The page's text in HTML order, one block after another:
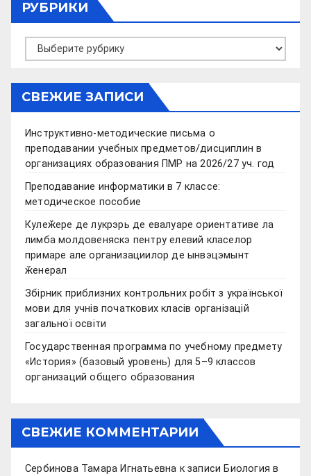
РУБРИКИ
Рубрики
СВЕЖИЕ ЗАПИСИ
Инструктивно-методические письма о
преподавании учебных предметов/дисциплин в
организациях образования ПМР на 2026/27 уч. год
Преподавание информатики в 7 классе:
методическое пособие
Кулеӂере де лукрэрь де евалуаре ориентативе ла
лимба молдовеняскэ пентру елевий класелор
примаре але организациилор де ынвэцэмынт
ӂенерал
Збірник приблизних контрольних робіт з української
мови для учнів початкових класів організацій
загальної освіти
Государственная программа по учебному предмету
«История» (базовый уровень) для 5–9 классов
организаций общего образования
СВЕЖИЕ КОММЕНТАРИИ
Сербинова Тамара Игнатьевна к записи Биология в